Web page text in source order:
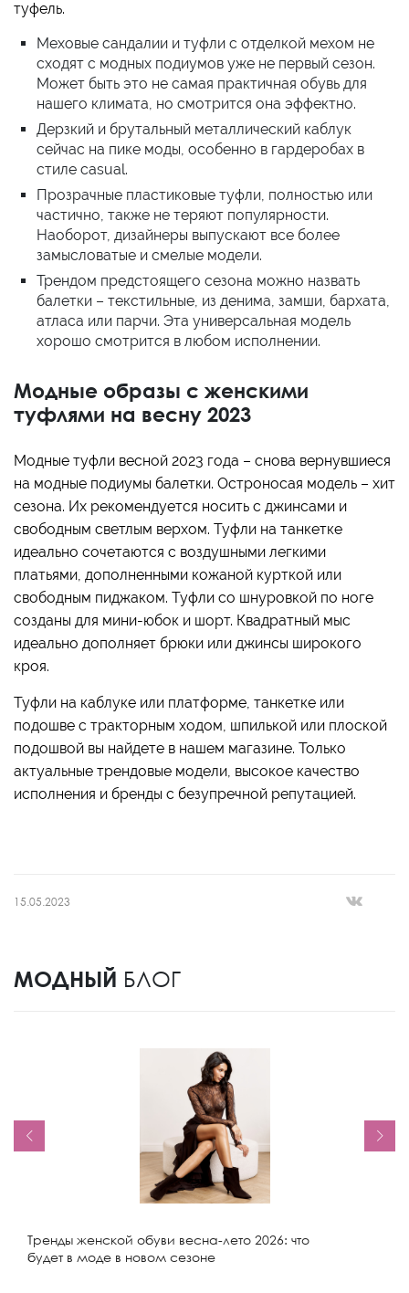
туфель.
Меховые сандалии и туфли с отделкой мехом не
сходят с модных подиумов уже не первый сезон.
Может быть это не самая практичная обувь для
нашего климата, но смотрится она эффектно.
Дерзкий и брутальный металлический каблук
сейчас на пике моды, особенно в гардеробах в
стиле casual.
Прозрачные пластиковые туфли, полностью или
частично, также не теряют популярности.
Наоборот, дизайнеры выпускают все более
замысловатые и смелые модели.
Трендом предстоящего сезона можно назвать
балетки – текстильные, из денима, замши, бархата,
атласа или парчи. Эта универсальная модель
хорошо смотрится в любом исполнении.
Модные образы с женскими
туфлями на весну 2023
Модные туфли весной 2023 года – снова вернувшиеся
на модные подиумы балетки. Остроносая модель – хит
сезона. Их рекомендуется носить с джинсами и
свободным светлым верхом. Туфли на танкетке
идеально сочетаются с воздушными легкими
платьями, дополненными кожаной курткой или
свободным пиджаком. Туфли со шнуровкой по ноге
созданы для мини-юбок и шорт. Квадратный мыс
идеально дополняет брюки или джинсы широкого
кроя.
Туфли на каблуке или платформе, танкетке или
подошве с тракторным ходом, шпилькой или плоской
подошвой вы найдете в нашем магазине. Только
актуальные трендовые модели, высокое качество
исполнения и бренды с безупречной репутацией.
15.05.2023
МОДНЫЙ БЛОГ
Тренды женской обуви весна-лето 2026: что
будет в моде в новом сезоне